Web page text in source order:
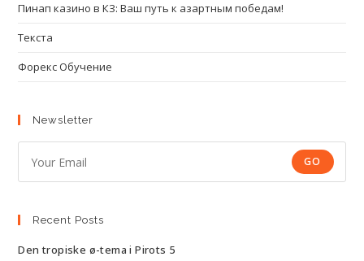
Пинап казино в КЗ: Ваш путь к азартным победам!
Текста
Форекс Обучение
Newsletter
GO
Recent Posts
Den tropiske ø-tema i Pirots 5